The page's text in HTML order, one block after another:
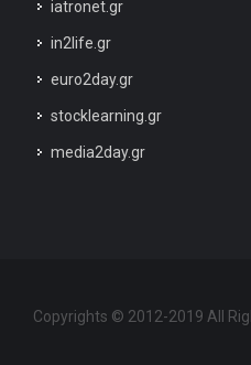
iatronet.gr
in2life.gr
euro2day.gr
stocklearning.gr
media2day.gr
Copyrights © 2012-2019 All